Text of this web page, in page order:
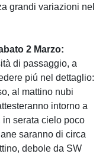
grandi variazioni nel
2 Marzo:
di passaggio, a
piú nel dettaglio:
al mattino nubi
intorno a
in serata cielo poco
saranno di circa
debole da SW